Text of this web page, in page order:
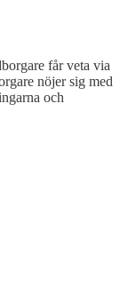
får veta via
nöjer sig med
och